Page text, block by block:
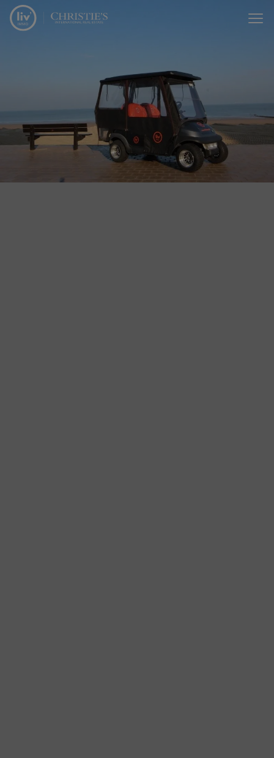
Passer le menu et aller au contenu